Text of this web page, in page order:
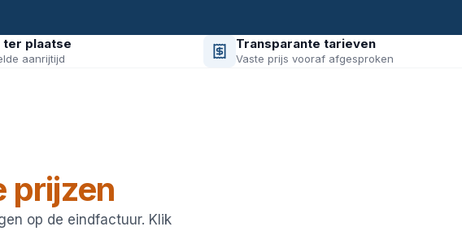
ter plaatse
aanrijtijd
Transparante tarieven
Vaste prijs vooraf afgesproken
prijzen
op de eindfactuur. Klik